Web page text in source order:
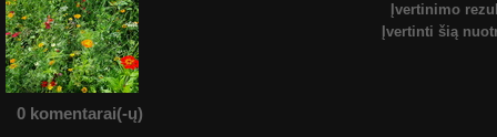
Įvertinimo
Įvertinti šią
0 komentarai(-ų)